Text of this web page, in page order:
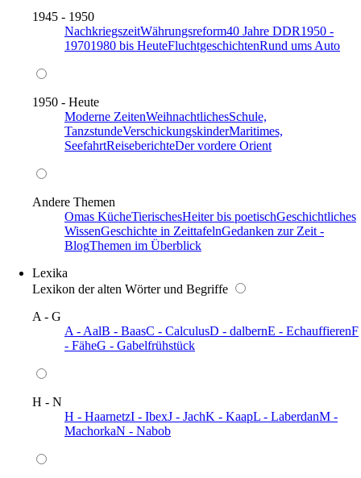
1945 - 1950
NachkriegszeitWährungsreform40 Jahre DDR1950 -
19701980 bis HeuteFluchtgeschichtenRund ums Auto
1950 - Heute
Moderne ZeitenWeihnachtlichesSchule,
TanzstundeVerschickungskinderMaritimes,
SeefahrtReiseberichteDer vordere Orient
Andere Themen
Omas KücheTierischesHeiter bis poetischGeschichtliches
WissenGeschichte in ZeittafelnGedanken zur Zeit -
BlogThemen im Überblick
Lexika
Lexikon der alten Wörter und Begriffe
A - G
A - AalB - BaasC - CalculusD - dalbernE - EchauffierenF
- FäheG - Gabelfrühstück
H - N
H - HaarnetzI - IbexJ - JachK - KaapL - LaberdanM -
MachorkaN - Nabob